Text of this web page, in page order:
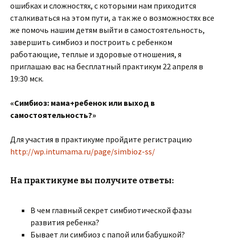
ошибках и сложностях, с которыми нам приходится
сталкиваться на этом пути, а так же о возможностях все
же помочь нашим детям выйти в самостоятельность,
завершить симбиоз и построить с ребенком
работающие, теплые и здоровые отношения, я
приглашаю вас на бесплатный практикум 22 апреля в
19:30 мск.
«Симбиоз: мама+ребенок или выход в
самостоятельность?»
Для участия в практикуме пройдите регистрацию
http://wp.intumama.ru/page/simbioz-ss/
На практикуме вы получите ответы:
В чем главный секрет симбиотической фазы
развития ребенка?
Бывает ли симбиоз с папой или бабушкой?